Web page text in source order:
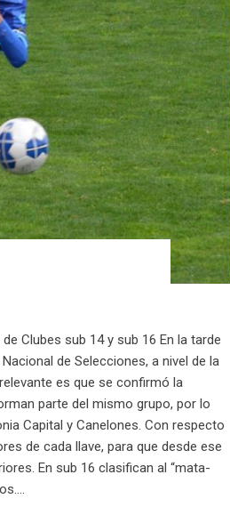
Clubes sub 14 y sub 16 En la tarde
de Selecciones, a nivel de la
es que se confirmó la
parte del mismo grupo, por lo
Capital y Canelones. Con respecto
de cada llave, para que desde ese
En sub 16 clasifican al “mata-